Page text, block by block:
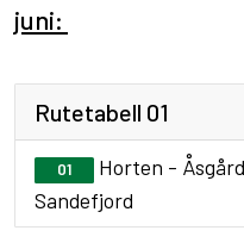
juni:
Rutetabell 01
01
Horten -
Sandefjord